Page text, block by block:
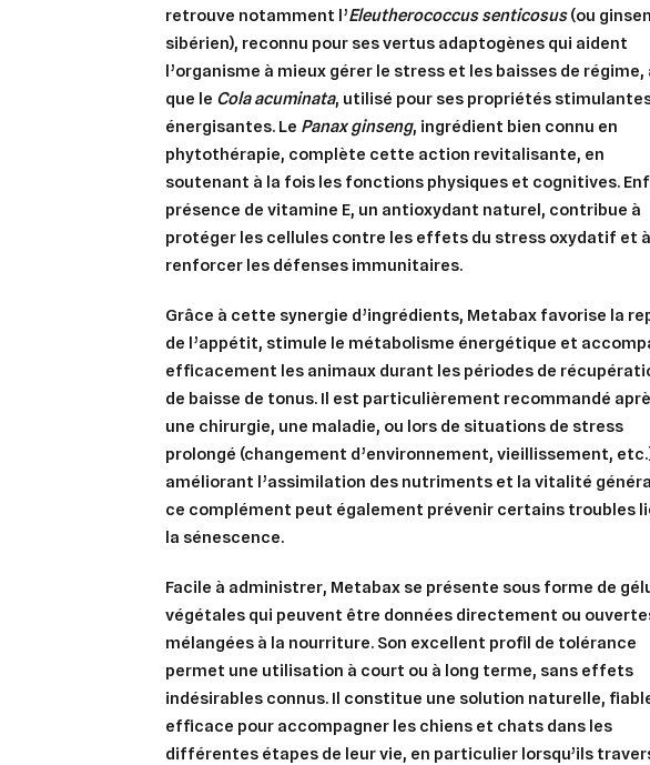
retrouve notamment l’Eleutherococcus senticosus(ou
sibérien), reconnu pour ses vertus adaptogènes qui aident
l’organisme à mieux gérer le stress et les baisses de régime,
que le Cola acuminata, utilisé pour ses propriétés
énergisantes. Le Panax ginseng, ingrédient bien connu en
phytothérapie, complète cette action revitalisante, en
soutenant à la fois les fonctions physiques et cognitives.
présence devitamine E, un antioxydant naturel, contribue à
protéger les cellules contre les effets du stress oxydatif et à
renforcer les défenses immunitaires.
Grâce à cette synergie d’ingrédients, Metabax favorise la
de l’appétit, stimule le métabolisme énergétique et
efficacement les animaux durant les périodes de
de baisse de tonus. Il est particulièrement recommandé
une chirurgie, une maladie, ou lors de situations de stress
prolongé (changement d’environnement, vieillissement,
améliorant l’assimilation des nutriments et la vitalité
ce complément peut également prévenir certains troubles
la sénescence.
Facile à administrer, Metabax se présente sous forme de
végétales qui peuvent être données directement ou
mélangées à la nourriture. Son excellent profil de tolérance
permet une utilisation à court ou à long terme, sans effets
indésirables connus. Il constitue une solution naturelle,
efficace pour accompagner les chiens et chats dans les
différentes étapes de leur vie, en particulier lorsqu’ils